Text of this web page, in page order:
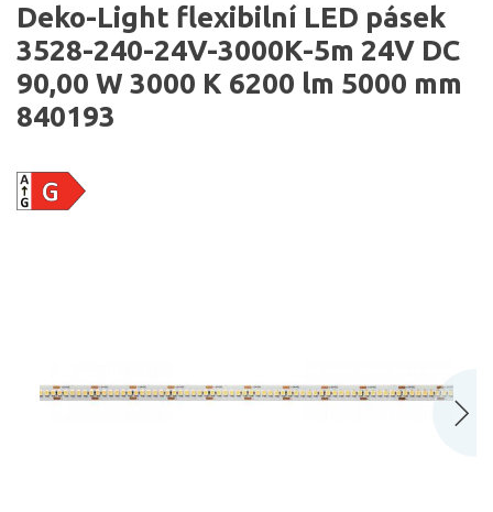
Deko-Light flexibilní LED pásek
3528-240-24V-3000K-5m 24V DC
90,00 W 3000 K 6200 lm 5000 mm
840193